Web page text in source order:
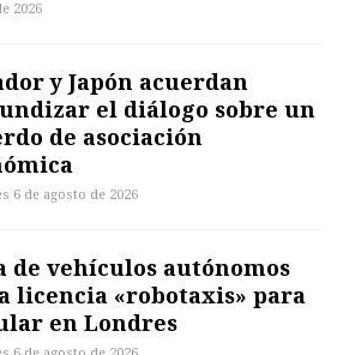
2026
y Japón acuerdan
el diálogo sobre un
de asociación
6 de agosto de 2026
de vehículos autónomos
licencia «robotaxis» para
en Londres